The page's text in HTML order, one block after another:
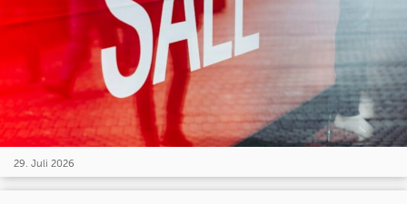
29. Juli 2026